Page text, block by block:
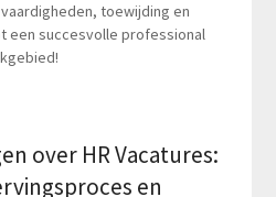
toewijding en
een succesvolle professional
over HR Vacatures:
en